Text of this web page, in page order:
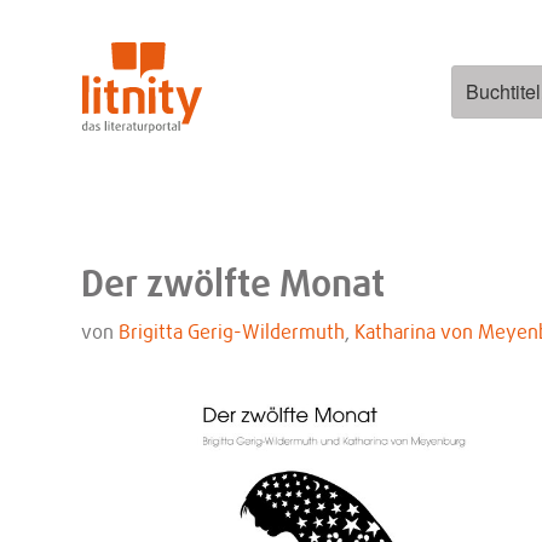
Suchen
Der zwölfte Monat
von Brigitta Gerig-Wildermuth, Katharina von